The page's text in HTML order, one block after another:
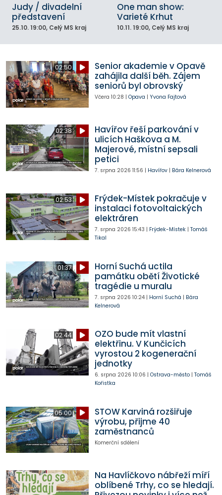
Judy / divadelní
představení
25.10. 19:00, Celý MS kraj
One man show:
Varieté Krhut
10.11. 19:00, Celý MS kraj
02:50
Senior akademie v Opavě
zahájila další běh. Zájem
seniorů byl obrovský
Včera 10:28 | Opava | Yvona Fajtová
02:38
Havířov řeší parkování v
ulicích Haškova a M.
Majerové, místní sepsali
petici
7. srpna 2026 11:56 | Havířov| Bára Kelnerová
02:53
Frýdek-Místek pokračuje v
instalaci fotovoltaických
elektráren
7. srpna 2026 15:43 | Frýdek-Místek| Tomáš
Tikal
01:37
Horní Suchá uctila
památku obětí Životické
tragédie u muralu
7. srpna 2026 10:24| Horní Suchá | Bára
Kelnerová
02:44
OZO bude mít vlastní
elektřinu. V Kunčicích
vyrostou 2 kogenerační
jednotky
6. srpna 2026 10:06 | Ostrava-město| Tomáš
Kořistka
05:00
STOW Karviná rozšiřuje
výrobu, přijme 40
zaměstnanců
Komerční sdělení
Na Havlíčkovo nábřeží míří
oblíbené Trhy, co se hledají.